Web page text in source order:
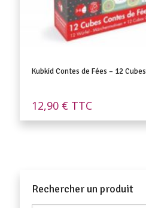
Kubkid Contes de Fées – 12 Cubes
12,90 € TTC
Rechercher un produit